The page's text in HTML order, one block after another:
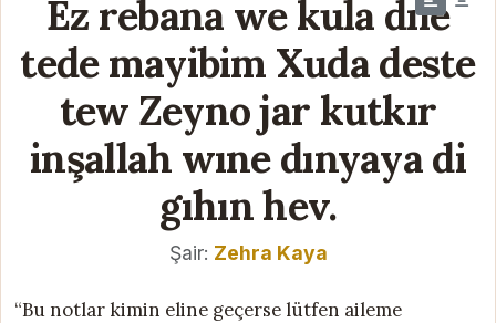
Ez rebana we kula dıle
tede mayibim Xuda deste
tew Zeyno jar kutkır
inşallah wıne dınyaya di
gıhın hev.
Şair: Zehra Kaya
“Bu notlar kimin eline geçerse lütfen aileme